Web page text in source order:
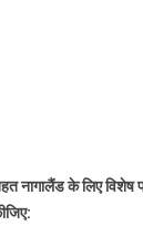
के लिए विशेष